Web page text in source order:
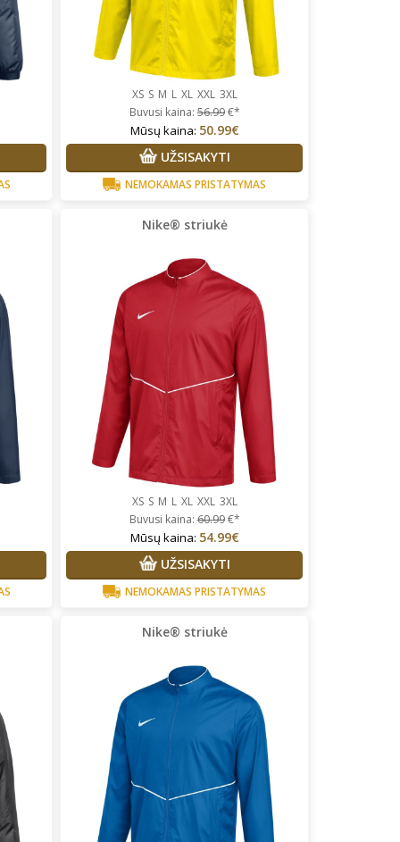
XS S M L XL XXL 3XL
Buvusi kaina:56.99€*
Mūsų kaina: 50.99€
UŽSISAKYTI
NEMOKAMAS PRISTATYMAS
Nike® striukė
XS S M L XL XXL 3XL
Buvusi kaina:60.99€*
Mūsų kaina: 54.99€
UŽSISAKYTI
NEMOKAMAS PRISTATYMAS
Nike® striukė